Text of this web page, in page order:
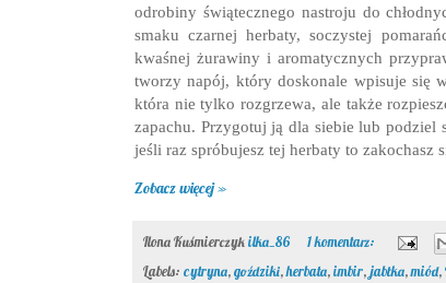
odrobiny świątecznego nastroju do
smaku czarnej herbaty, soczystej
kwaśnej żurawiny i aromatycznych
tworzy napój, który doskonale wpisuje się
która nie tylko rozgrzewa, ale także
zapachu. Przygotuj ją dla siebie lub podziel
jeśli raz spróbujesz tej herbaty to zakochasz
Zobacz więcej »
Ilona Kuśmierczykilka_86
1 komentarz:
Labels: cytryna,goździki,herbata,imbir,jabłka,miód,